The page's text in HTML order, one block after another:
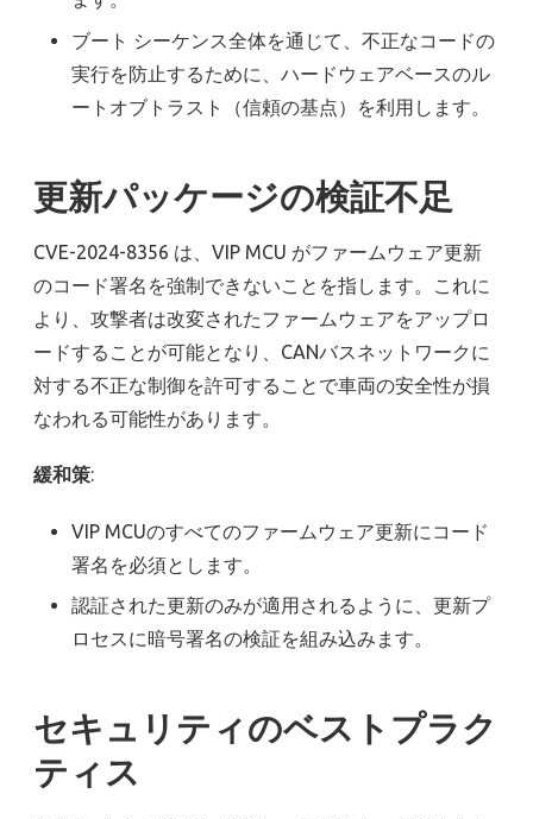
ブート シーケンス全体を通じて、不正なコードの
実行を防止するために、ハードウェアベースのル
ートオブトラスト（信頼の基点）を利用します。
更新パッケージの検証不足
CVE-2024-8356 は、VIP MCU がファームウェア更新
のコード署名を強制できないことを指します。これに
より、攻撃者は改変されたファームウェアをアップロ
ードすることが可能となり、CANバスネットワークに
対する不正な制御を許可することで車両の安全性が損
なわれる可能性があります。
緩和策:
VIP MCUのすべてのファームウェア更新にコード
署名を必須とします。
認証された更新のみが適用されるように、更新プ
ロセスに暗号署名の検証を組み込みます。
セキュリティのベストプラク
ティス